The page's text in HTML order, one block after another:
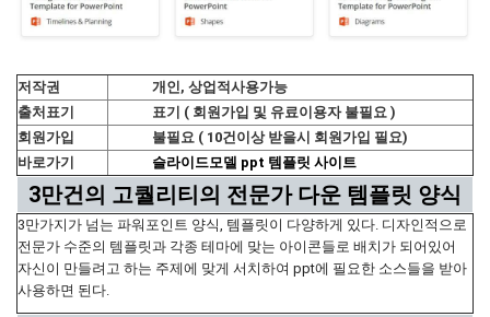
저작권
개인, 상업적사용가능
출처표기
표기 ( 회원가입 및 유료이용자 불필요 )
회원가입
불필요 ( 10건이상 받을시 회원가입 필요)
바로가기
슬라이드모델 ppt 템플릿 사이트
3만건의 고퀄리티의 전문가 다운 템플릿 양식
3만가지가 넘는 파워포인트 양식, 템플릿이 다양하게 있다. 디자인적으로
전문가 수준의 템플릿과 각종 테마에 맞는 아이콘들로 배치가 되어있어
자신이 만들려고 하는 주제에 맞게 서치하여 ppt에 필요한 소스들을 받아
사용하면 된다.